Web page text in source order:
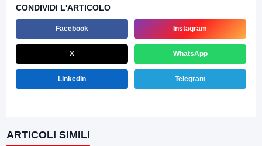
CONDIVIDI L'ARTICOLO
Facebook Instagram
X WhatsApp
LinkedIn Telegram
ARTICOLI SIMILI